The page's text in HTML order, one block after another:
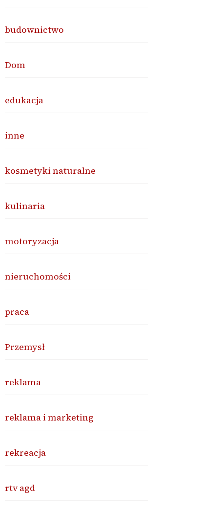
budownictwo
Dom
edukacja
inne
kosmetyki naturalne
kulinaria
motoryzacja
nieruchomości
praca
Przemysł
reklama
reklama i marketing
rekreacja
rtv agd